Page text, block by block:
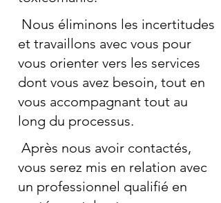
Nous éliminons les incertitudes
et travaillons avec vous pour
vous orienter vers les services
dont vous avez besoin, tout en
vous accompagnant tout au
long du processus.
Après nous avoir contactés,
vous serez mis en relation avec
un professionnel qualifié en